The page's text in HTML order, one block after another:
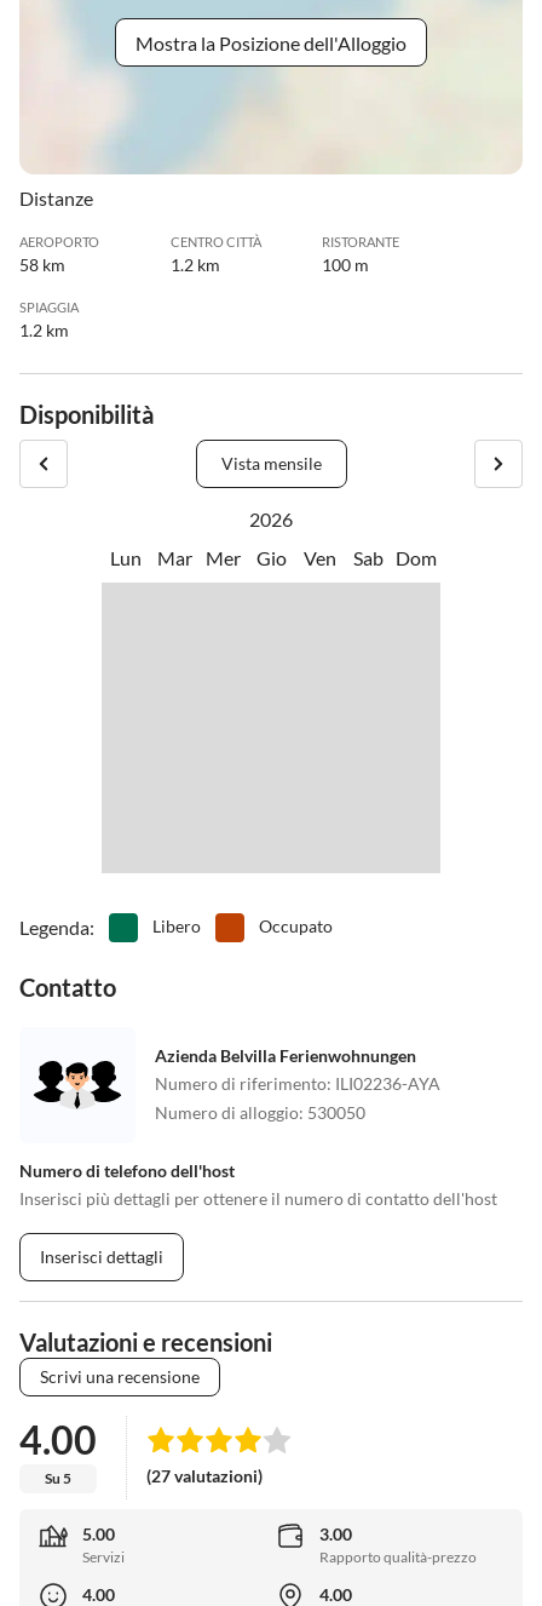
Mostra la Posizione dell'Alloggio
Distanze
AEROPORTO
58 km
CENTRO CITTÀ
1.2 km
RISTORANTE
100 m
SPIAGGIA
1.2 km
Disponibilità
Vista mensile
2026
Lun
Mar Mer Gio Ven Sab Dom
Legenda: Libero Occupato
Contatto
Azienda Belvilla Ferienwohnungen
Numero di riferimento: ILI02236-AYA
Numero di alloggio: 530050
Numero di telefono dell'host
Inserisci più dettagli per ottenere il numero di contatto dell'host
Inserisci dettagli
Valutazioni e recensioni
Scrivi una recensione
4.00
Su 5 (27 valutazioni)
5.00
Servizi
3.00
Rapporto qualità-prezzo
4.00 4.00